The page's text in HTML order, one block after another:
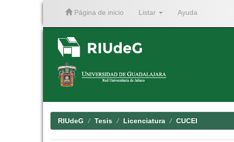
Página de inicio Listar Ayuda
RIUdeG Tesis Licenciatura CUCEI